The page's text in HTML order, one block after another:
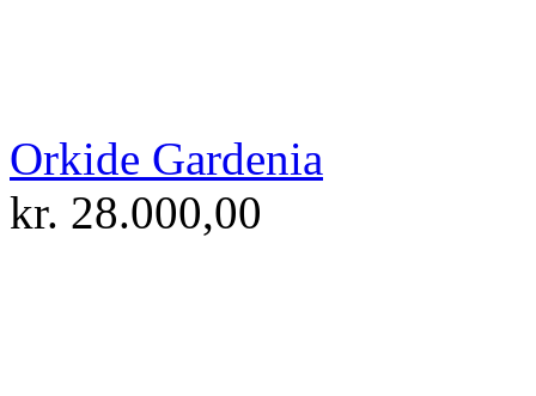
Orkide Gardenia
kr. 28.000,00